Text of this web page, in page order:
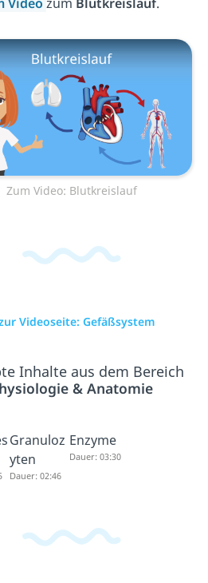
Zum Video: Blutkreislauf
Videoseite: Gefäßsystem
Inhalte aus dem Bereich
& Anatomie
Granuloz
yten
Dauer: 02:46
Enzyme
Dauer: 03:30